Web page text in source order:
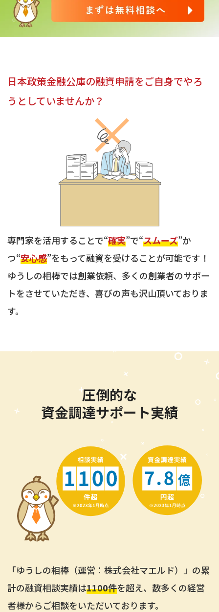
日本政策金融公庫の融資申請をご自身でやろ
うとしていませんか？
専門家を活用することで“確実”で“スムーズ”か
つ“安心感”をもって融資を受けることが可能です！
ゆうしの相棒では創業依頼、多くの創業者のサポー
トをさせていただき、喜びの声も沢山頂いておりま
す。
圧倒的な
資金調達サポート実績
「ゆうしの相棒（運営：株式会社マエルド）」の累
計の融資相談実績は1100件を超え、数多くの経営
者様からご相談をいただいております。